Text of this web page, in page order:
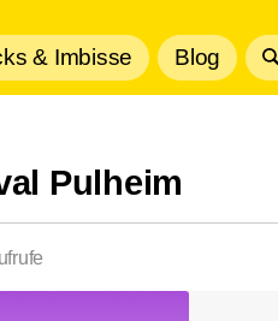
& Imbisse Blog
Pulheim